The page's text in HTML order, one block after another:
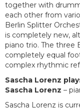
together with
each other from
Berlin Splitter
is completely new,
piano trio. The three
completely equal
complex rhythmic
Sascha Lorenz
Sascha Lorenz –
Sascha Lorenz is